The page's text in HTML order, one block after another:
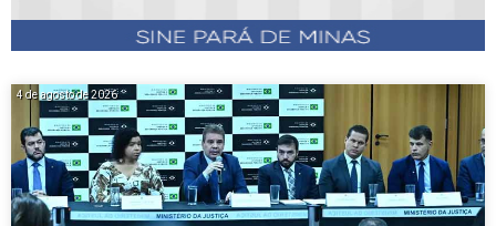
4 de agosto de 2026